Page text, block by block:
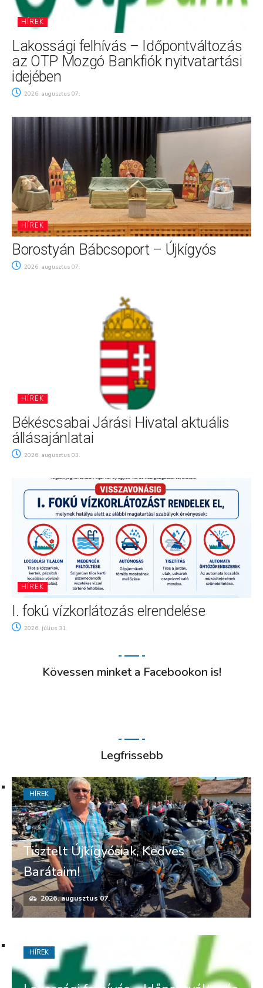
HÍREK
Lakossági felhívás – Időpontváltozás
az OTP Mozgó Bankfiók nyitvatartási
idejében
2026. augusztus 07.
HÍREK
Borostyán Bábcsoport – Újkígyós
2026. augusztus 07.
HÍREK
Békéscsabai Járási Hivatal aktuális
állásajánlatai
2026. augusztus 03.
HÍREK
I. fokú vízkorlátozás elrendelése
2026. július 31.
Kövessen minket a Facebookon is!
Legfrissebb
Tisztelt Újkígyósiak, Kedves
Barátaim!
2026. augusztus 07.
HÍREK
HÍREK